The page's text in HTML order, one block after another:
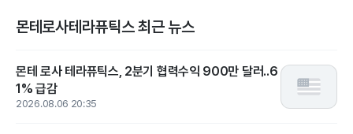
몬테로사테라퓨틱스 최근 뉴스
몬테 로사 테라퓨틱스, 2분기 협력수익 900만 달러..6
1% 급감
2026.08.06 20:35